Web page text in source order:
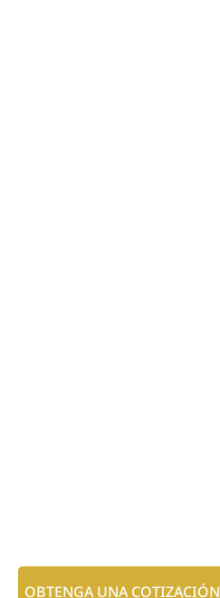
OBTENGA UNA COTIZACIÓN